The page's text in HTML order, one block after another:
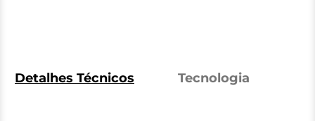
Detalhes Técnicos Tecnologia